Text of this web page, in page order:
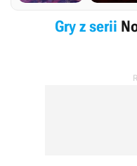
Gry z serii